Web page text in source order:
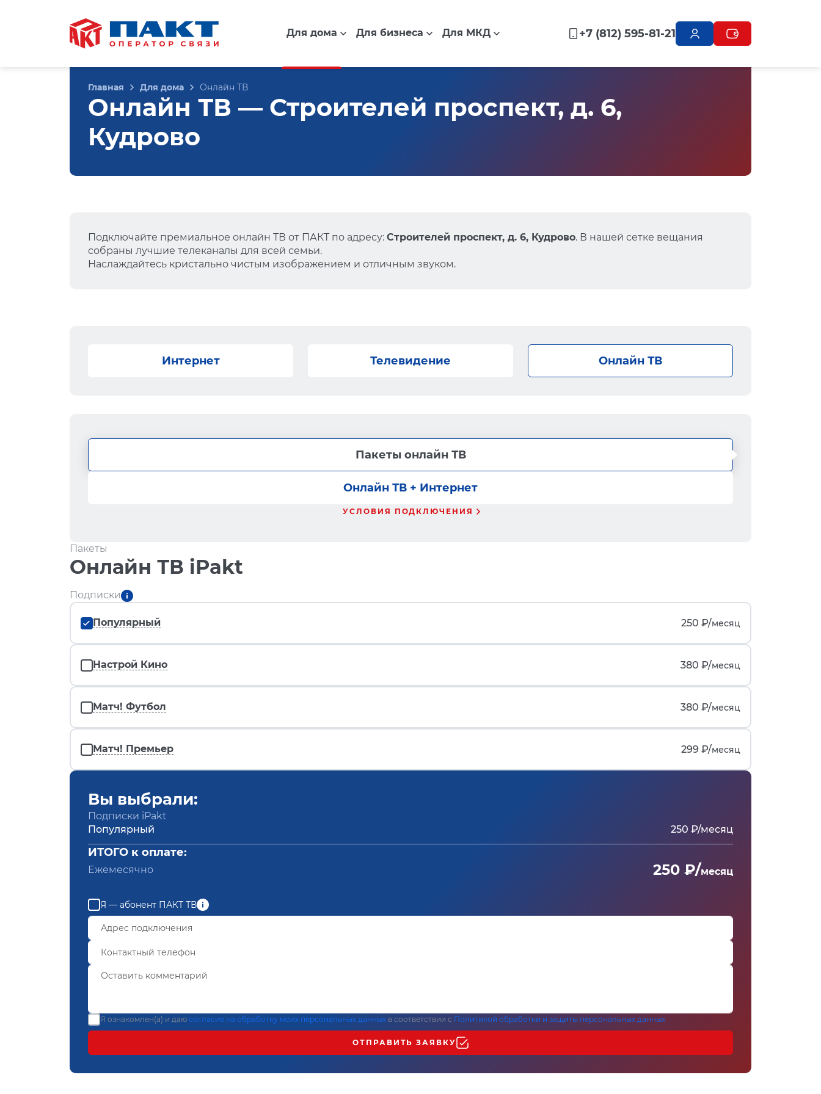
Для дома Для бизнеса Для МКД +7 (812) 595-81-21
Главная Для дома Онлайн ТВ
Онлайн ТВ — Строителей проспект, д. 6,
Кудрово
Подключайте премиальное онлайн ТВ от ПАКТ по адресу: Строителей проспект, д. 6, Кудрово. В нашей сетке вещания
собраны лучшие телеканалы для всей семьи.
Наслаждайтесь кристально чистым изображением и отличным звуком.
Интернет Телевидение Онлайн ТВ
Пакеты онлайн ТВ
Онлайн ТВ + Интернет
УСЛОВИЯ ПОДКЛЮЧЕНИЯ
Пакеты
Онлайн ТВ iPakt
Подписки
Популярный 250 ₽/месяц
Настрой Кино 380 ₽/месяц
Матч! Футбол 380 ₽/месяц
Матч! Премьер 299 ₽/месяц
Вы выбрали:
Подписки iPakt
Популярный
250 ₽/месяц
ИТОГО к оплате:
Ежемесячно 250 ₽/месяц
Я — абонент ПАКТ ТВ
Я ознакомлен(а) и даю согласие на обработку моих персональных данных в соответствии с Политикой обработки и защиты персональных данных
ОТПРАВИТЬ ЗАЯВКУ